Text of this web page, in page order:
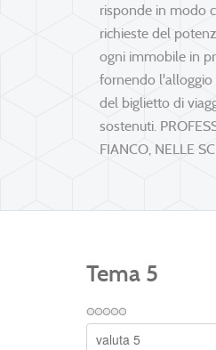
risponde in modo
richieste del
ogni immobile in
fornendo l'alloggio
del biglietto di
sostenuti.
FIANCO, NELLE
Tema 5